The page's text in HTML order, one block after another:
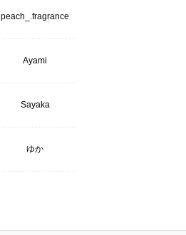
peach_.fragrance
Ayami
Sayaka
ゆか